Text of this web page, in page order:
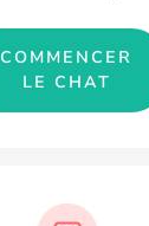
COMMENCER
LE CHAT